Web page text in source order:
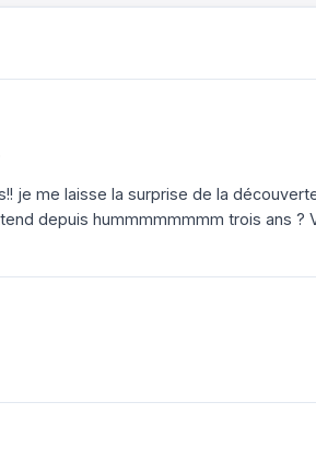
je me laisse la surprise de la
depuis hummmmmmmm trois ans ?